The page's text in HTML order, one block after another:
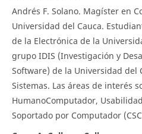
Andrés F. Solano. Magíster en
Universidad del Cauca.
de la Electrónica de la
grupo IDIS (Investigación y
Software) de la Universidad del
Sistemas. Las áreas de interés
HumanoComputador,
Soportado por Computador